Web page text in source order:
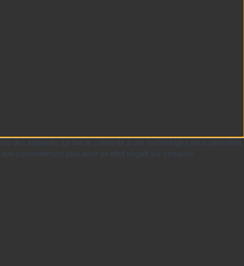
des appareils. Le fait de consentir à ces technologies nous permettra
consentement peut avoir un effet négatif sur certaines